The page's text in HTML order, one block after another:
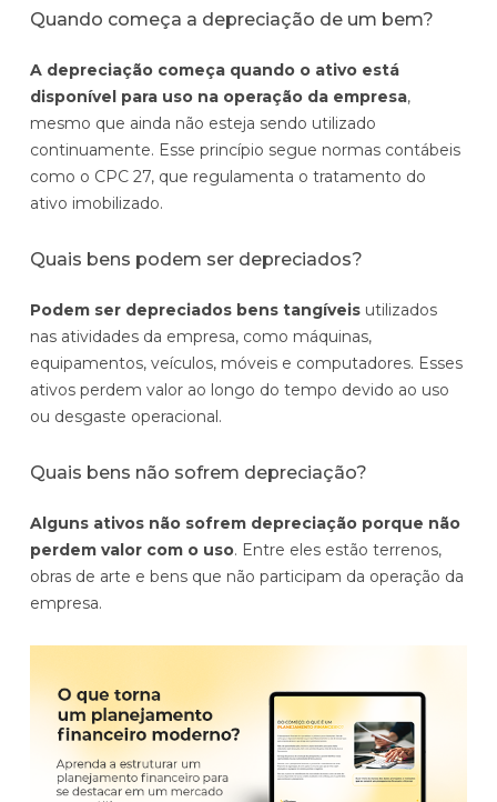
Quando começa a depreciação de um bem?
A depreciação começa quando o ativo está
disponível para uso na operação da empresa,
mesmo que ainda não esteja sendo utilizado
continuamente. Esse princípio segue normas contábeis
como o CPC 27, que regulamenta o tratamento do
ativo imobilizado.
Quais bens podem ser depreciados?
Podem ser depreciados bens tangíveis utilizados
nas atividades da empresa, como máquinas,
equipamentos, veículos, móveis e computadores. Esses
ativos perdem valor ao longo do tempo devido ao uso
ou desgaste operacional.
Quais bens não sofrem depreciação?
Alguns ativos não sofrem depreciação porque não
perdem valor com o uso. Entre eles estão terrenos,
obras de arte e bens que não participam da operação da
empresa.